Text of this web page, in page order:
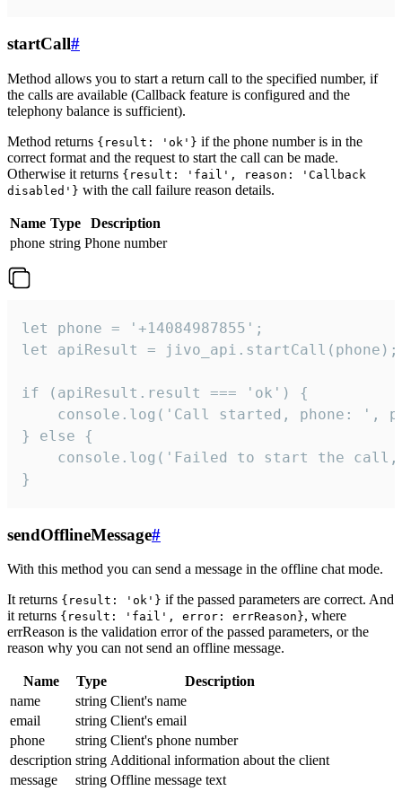
startCall#
Method allows you to start a return call to the specified number, if
the calls are available (Callback feature is configured and the
telephony balance is sufficient).
Method returns {result: 'ok'} if the phone number is in the
correct format and the request to start the call can be made.
Otherwise it returns {result: 'fail', reason: 'Callback
disabled'} with the call failure reason details.
Name Type
Description
phone string Phone number
let phone = '+14084987855';
let apiResult = jivo_api.startCall(phone);
if (apiResult.result === 'ok') {
console.log('Call started, phone: ',
} else {
console.log('Failed to start the
}
sendOfflineMessage#
With this method you can send a message in the offline chat mode.
It returns {result: 'ok'} if the passed parameters are correct. And
it returns {result: 'fail', error: errReason}, where
errReason is the validation error of the passed parameters, or the
reason why you can not send an offline message.
Name Type
Description
name
string Client's name
email
string Client's email
phone
string Client's phone number
description string Additional information about the client
message
string Offline message text